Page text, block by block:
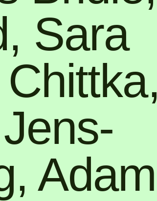
, Sara
,
Jens-
, Adam